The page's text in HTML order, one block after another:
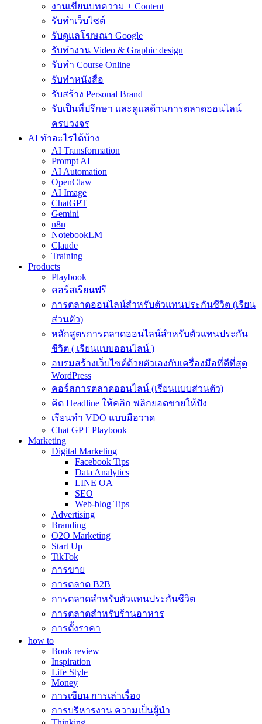
งานเขียนบทความ + Content
รับทำเว็บไซต์
รับดูแลโฆษณา Google
รับทำงาน Video & Graphic design
รับทำ Course Online
รับทำหนังสือ
รับสร้าง Personal Brand
รับเป็นที่ปรึกษา และดูแลด้านการตลาดออนไลน์
ครบวงจร
AI ทำอะไรได้บ้าง
AI Transformation
Prompt AI
AI Automation
OpenClaw
AI Image
ChatGPT
Gemini
n8n
NotebookLM
Claude
Training
Products
Playbook
คอร์สเรียนฟรี
การตลาดออนไลน์สำหรับตัวแทนประกันชีวิต (เรียน
ส่วนตัว)
หลักสูตรการตลาดออนไลน์สำหรับตัวแทนประกัน
ชีวิต ( เรียนแบบออนไลน์ )
อบรมสร้างเว็บไซต์ด้วยตัวเองกับเครื่องมือที่ดีที่สุด
WordPress
คอร์สการตลาดออนไลน์ (เรียนแบบส่วนตัว)
คิด Headline ให้คลิก พลิกยอดขายให้ปัง
เรียนทำ VDO แบบมือวาด
Chat GPT Playbook
Marketing
Digital Marketing
Facebook Tips
Data Analytics
LINE OA
SEO
Web-blog Tips
Advertising
Branding
O2O Marketing
Start Up
TikTok
การขาย
การตลาด B2B
การตลาดสำหรับตัวแทนประกันชีวิต
การตลาดสำหรับร้านอาหาร
การตั้งราคา
how to
Book review
Inspiration
Life Style
Money
การเขียน การเล่าเรื่อง
การบริหารงาน ความเป็นผู้นำ